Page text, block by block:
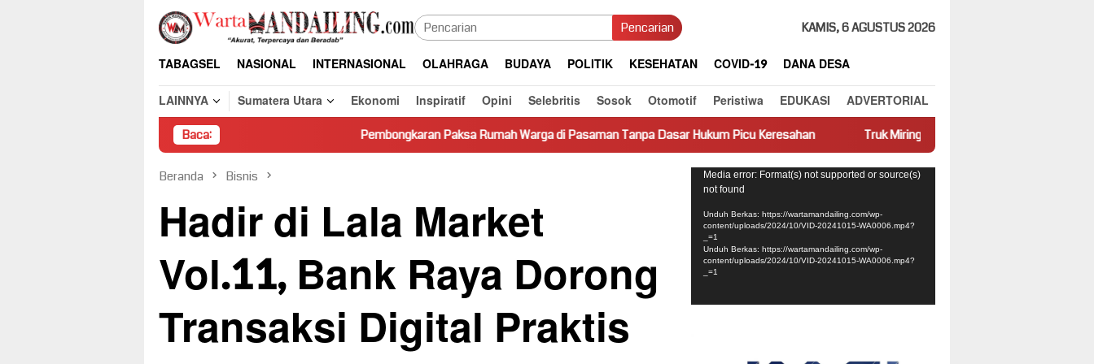
Loncat
konten
Pencarian KAMIS, 6 AGUSTUS 2026
TABAGSEL NASIONAL INTERNASIONAL OLAHRAGA BUDAYA POLITIK KESEHATAN COVID-19
DANA DESA
LAINNYA
Sumatera Utara Ekonomi Inspiratif Opini Selebritis Sosok Otomotif Peristiwa EDUKASI ADVERTORIAL
Baca: Pembongkaran Paksa Rumah Warga di Pasaman Tanpa Dasar Hukum Picu Keresahan Truk Miring Hambat Arus Lalu Lintas di Jalan Panti–Simpang
Beranda Bisnis
Hadir di Lala Market
Vol.11, Bank Raya Dorong
Transaksi Digital Praktis
Pemutar
Video
Media error: Format(s) not supported or source(s)
not found
Unduh Berkas: https://wartamandailing.com/wp-
content/uploads/2024/10/VID-20241015-WA0006.mp4?
_=1
Unduh Berkas: https://wartamandailing.com/wp-
content/uploads/2024/10/VID-20241015-WA0006.mp4?
_=1